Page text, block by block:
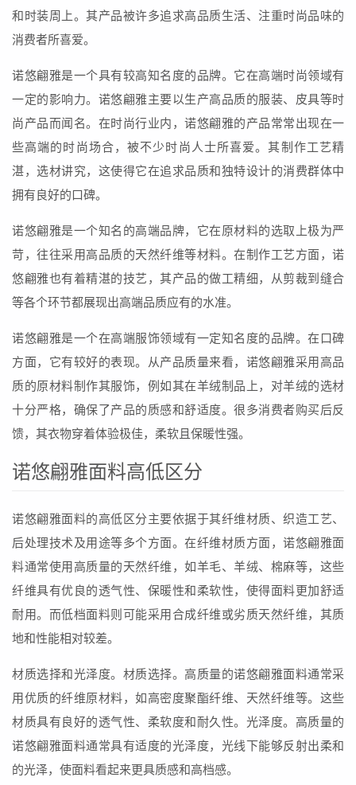
和时装周上。其产品被许多追求高品质生活、注重时尚品味的
消费者所喜爱。
诺悠翩雅是一个具有较高知名度的品牌。它在高端时尚领域有
一定的影响力。诺悠翩雅主要以生产高品质的服装、皮具等时
尚产品而闻名。在时尚行业内，诺悠翩雅的产品常常出现在一
些高端的时尚场合，被不少时尚人士所喜爱。其制作工艺精
湛，选材讲究，这使得它在追求品质和独特设计的消费群体中
拥有良好的口碑。
诺悠翩雅是一个知名的高端品牌，它在原材料的选取上极为严
苛，往往采用高品质的天然纤维等材料。在制作工艺方面，诺
悠翩雅也有着精湛的技艺，其产品的做工精细，从剪裁到缝合
等各个环节都展现出高端品质应有的水准。
诺悠翩雅是一个在高端服饰领域有一定知名度的品牌。在口碑
方面，它有较好的表现。从产品质量来看，诺悠翩雅采用高品
质的原材料制作其服饰，例如其在羊绒制品上，对羊绒的选材
十分严格，确保了产品的质感和舒适度。很多消费者购买后反
馈，其衣物穿着体验极佳，柔软且保暖性强。
诺悠翩雅面料高低区分
诺悠翩雅面料的高低区分主要依据于其纤维材质、织造工艺、
后处理技术及用途等多个方面。在纤维材质方面，诺悠翩雅面
料通常使用高质量的天然纤维，如羊毛、羊绒、棉麻等，这些
纤维具有优良的透气性、保暖性和柔软性，使得面料更加舒适
耐用。而低档面料则可能采用合成纤维或劣质天然纤维，其质
地和性能相对较差。
材质选择和光泽度。材质选择。高质量的诺悠翩雅面料通常采
用优质的纤维原材料，如高密度聚酯纤维、天然纤维等。这些
材质具有良好的透气性、柔软度和耐久性。光泽度。高质量的
诺悠翩雅面料通常具有适度的光泽度，光线下能够反射出柔和
的光泽，使面料看起来更具质感和高档感。